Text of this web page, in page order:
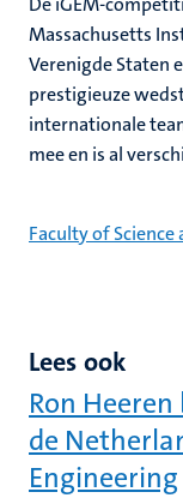
Massachusetts
Verenigde Staten
prestigieuze
internationale
mee en is al
Faculty of
Lees ook
Ron
de
Engineering